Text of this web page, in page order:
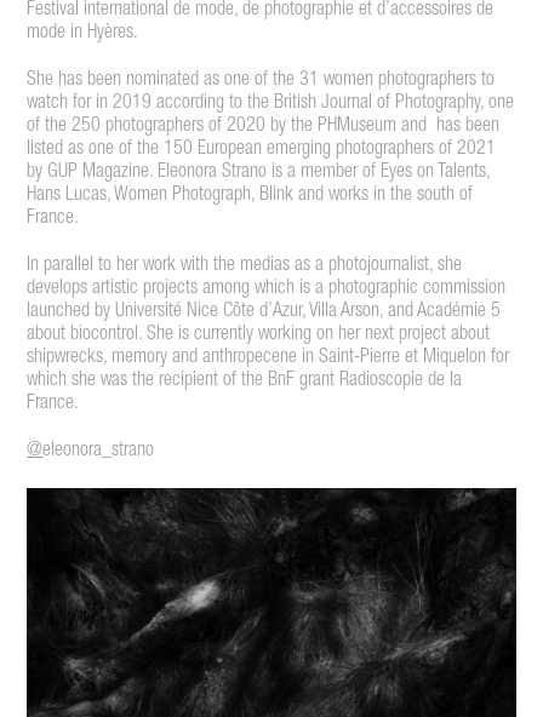
Festival international de mode, de photographie et d’accessoires de
mode in Hyères.
She has been nominated as one of the 31 women photographers to
watch for in 2019 according to the British Journal of Photography, one
of the 250 photographers of 2020 by the PHMuseum and has been
listed as one of the 150 European emerging photographers of 2021
by GUP Magazine. Eleonora Strano is a member of Eyes on Talents,
Hans Lucas, Women Photograph, Blink and works in the south of
France.
In parallel to her work with the medias as a photojournalist, she
develops artistic projects among which is a photographic commission
launched by Université Nice Côte d’Azur, Villa Arson, and Académie 5
about biocontrol. She is currently working on her next project about
shipwrecks, memory and anthropecene in Saint-Pierre et Miquelon for
which she was the recipient of the BnF grant Radioscopie de la
France.
@eleonora_strano